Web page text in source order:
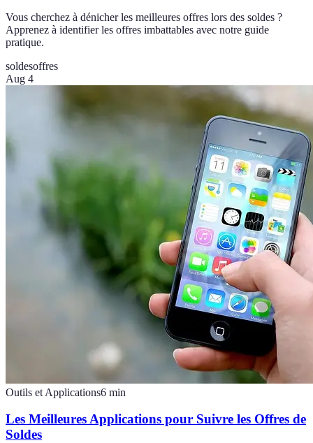
Vous cherchez à dénicher les meilleures offres lors des soldes ?
Apprenez à identifier les offres imbattables avec notre guide
pratique.
soldesoffres
Aug 4
Outils et Applications6 min
Les Meilleures Applications pour Suivre les Offres de
Soldes